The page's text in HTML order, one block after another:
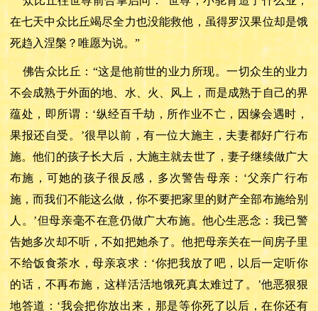
在七天中众比丘竭尽全力也没能救他，虽得罗汉果位却是饿
死趋入涅槃？唯愿为说。”
佛告众比丘： “这是他前世的业力所现。一切众生的业力
不会成熟于外面的地、水、火、风上，而是成熟于自己的界
蕴处，即所谓：‘纵经百千劫，所作业不亡，因缘会遇时，
果报还自受。’很早以前，有一位大施主，夫妻都好广行布
施。他们的孩子长大后，大施主就去世了，妻子继续做广大
布施，可她的孩子很反感，多次警告母亲：‘父亲广行布
施，而我们不能这么做，你不要把家里的财产全部布施给别
人。’但母亲毫不在意仍做广大布施。他心生恶念：我已警
告她多次却不听，不如把她杀了。他把母亲关在一间房子里
不给饭食茶水，母亲哀求：‘你把我放了吧，以后一定听你
的话，不再布施，这样活活地饿死真太难过了。’他恶狠狠
地答道：‘我会把你放出来，那是等你死了以后，在你还有